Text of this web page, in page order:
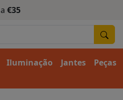
€35
Iluminação Jantes Peças